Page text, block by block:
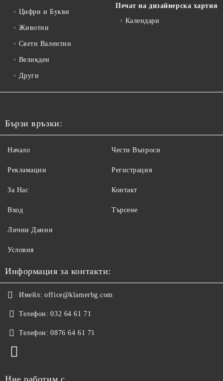
Цифри и Букви
Животни
Свети Валентин
Великден
Други
Печат на дизайнерска хартия
Календари
Бързи връзки:
Начало
Рекламации
За Нас
Вход
Чести Въпроси
Регистрация
Контакт
Търсене
Лични Данни
Условия
Информация за контакти:
Имейл: office@klamerbg.com
Телефон: 032 64 61 71
Телефон: 0876 64 61 71
Ние работим с